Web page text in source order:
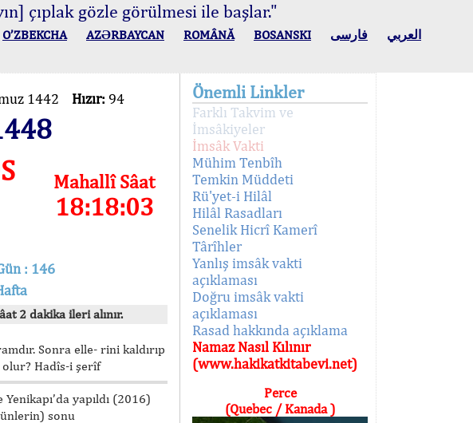
çıplak gözle görülmesi ile başlar."
O’ZBEKCHA AZӘRBAYCAN ROMÂNĂ BOSANSKI العربي فارسی
1442 Hızır: 94
Mahallî Sâat
18:18:03
: 146
2 dakika ileri alınır.
Sonra elle- rini kaldırıp
olur? Hadîs-i şerîf
yapıldı (2016)
sonu
Önemli Linkler
Farklı Takvim ve
İmsâkiyeler
İmsâk Vakti
Mühim Tenbîh
Temkin Müddeti
Rü'yet-i Hilâl
Hilâl Rasadları
Senelik Hicrî Kamerî
Târîhler
Yanlış imsâk vakti
açıklaması
Doğru imsâk vakti
açıklaması
Rasad hakkında açıklama
Namaz Nasıl Kılınır
(www.hakikatkitabevi.net)
Perce
(Quebec / Kanada )